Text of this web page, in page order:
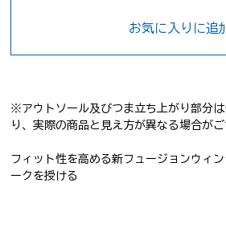
お気に入りに追
※アウトソール及びつま立ち上がり部分
り、実際の商品と見え方が異なる場合がご
フィット性を高める新フュージョンウィ
ークを授ける